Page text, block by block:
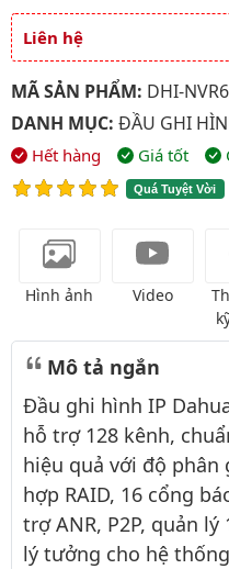
Giá và
Liên hệ
MÃ SẢN PHẨM: DHI-
DANH MỤC: ĐẦU GHI
Hết hàng Giá tốt
Quá Tuyệt Vời
Hình ảnh Video
Mô tả ngắn
Đầu ghi hình IP
hỗ trợ 128 kênh,
hiệu quả với độ phân
hợp RAID, 16 cổng
trợ ANR, P2P, quản
lý tưởng cho hệ